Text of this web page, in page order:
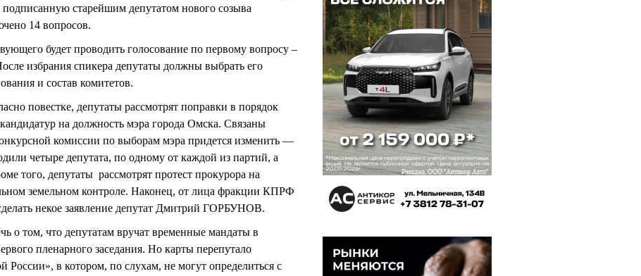
подписанную старейшим депутатом нового созыва
14 вопросов.
будет проводить голосование по первому вопросу –
избрания спикера депутаты должны выбрать его
и состав комитетов.
повестке, депутаты рассмотрят поправки в порядок
на должность мэра города Омска. Связаны
комиссии по выборам мэра придется изменить —
четыре депутата, по одному от каждой из партий, а
того, депутаты рассмотрят протест прокурора на
земельном контроле. Наконец, от лица фракции КПРФ
некое заявление депутат Дмитрий ГОРБУНОВ.
о том, что депутатам вручат временные мандаты в
пленарного заседания. Но карты перепутало
России», в котором, по слухам, не могут определиться с